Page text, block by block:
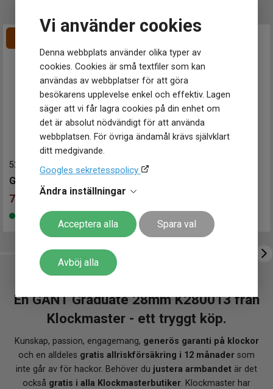
Vi använder cookies
Denna webbplats använder olika typer av
cookies. Cookies är små textfiler som kan
användas av webbplatser för att göra
besökarens upplevelse enkel och effektiv. Lagen
säger att vi får lagra cookies på din enhet om
det är absolut nödvändigt för att använda
webbplatsen. För övriga ändamål krävs självklart
ditt medgivande.
Googles sekretesspolicy
Ändra inställningar
Acceptera alla Spara val
Avböj alla
Klockmaster Stockholm, Fältöversten
Klockmaster Stockholm, Kista
Klockmaster Sundsvall
Klockmaster Tranås
Klockmaster Trollhättan
Klockmaster Ulricehamn
Klockmaster Uppsala, Gränby
Klockmaster Örebro
Klockmaster Östersund
Mårtenssons Ur & Guld Halmstad
529012005 35 mm
GUL Kite 35 II
764 Spara 85 kr
Finns i lager
529012005
En GANT Graduate 28mm K280013 från
Klockmaster - ett tryggt köp.
Kunskap, passion, engagemang, generös garanti på klockor
och en alldeles gratis allriskförsäkring i 12 månader som
inte går av för hackor. Behöver du justera armbandet är det
också gratis i alla Klockmasterbutiker. Klockmaster har